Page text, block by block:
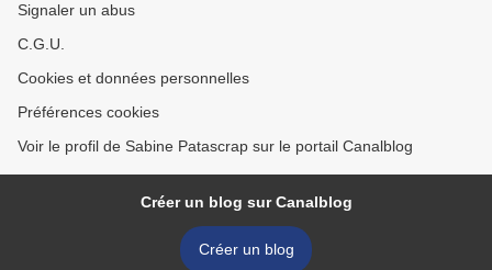
Signaler un abus
C.G.U.
Cookies et données personnelles
Préférences cookies
Voir le profil de Sabine Patascrap sur le portail Canalblog
Créer un blog sur Canalblog
Créer un blog